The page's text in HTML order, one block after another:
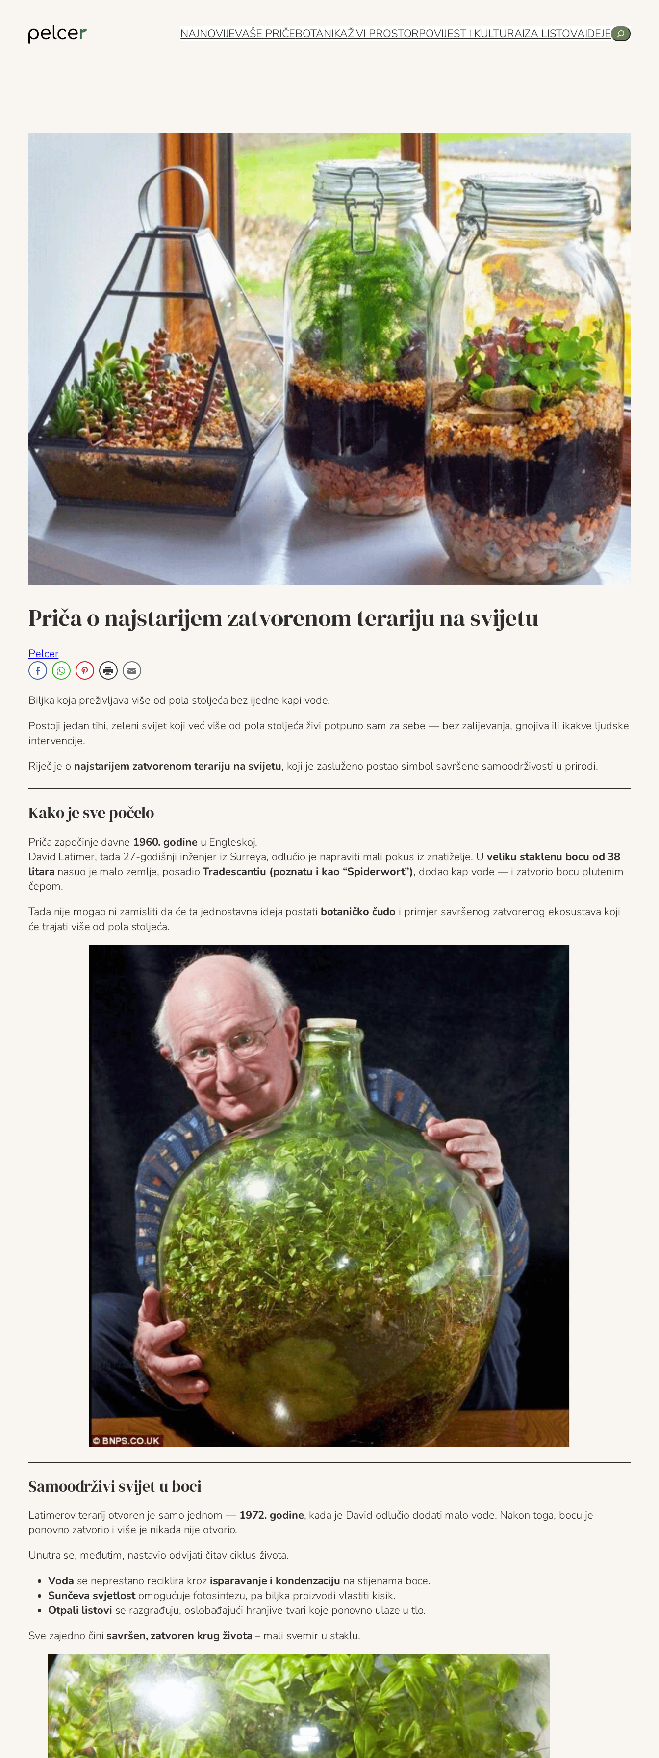
NAJNOVIJEVAŠE PRIČEBOTANIKAŽIVI PROSTORPOVIJEST I KULTURAIZA LISTOVAIDEJEPretraga
Priča o najstarijem zatvorenom terariju na svijetu
Pelcer
Biljka koja preživljava više od pola stoljeća bez ijedne kapi vode.
Postoji jedan tihi, zeleni svijet koji već više od pola stoljeća živi potpuno sam za sebe — bez zalijevanja, gnojiva ili ikakve ljudske
intervencije.
Riječ je o najstarijem zatvorenom terariju na svijetu, koji je zasluženo postao simbol savršene samoodrživosti u prirodi.
Kako je sve počelo
Priča započinje davne 1960. godineu Engleskoj.
David Latimer, tada 27-godišnji inženjer iz Surreya, odlučio je napraviti mali pokus iz znatiželje. U veliku staklenu bocu od 38
litara nasuo je malo zemlje, posadioTradescantiu (poznatu i kao “Spiderwort”), dodao kap vode — i zatvorio bocu plutenim
čepom.
Tada nije mogao ni zamisliti da će ta jednostavna ideja postati botaničko čudo i primjer savršenog zatvorenog ekosustava koji
će trajati više od pola stoljeća.
Samoodrživi svijet u boci
Latimerov terarij otvoren je samo jednom — 1972. godine, kada je David odlučio dodati malo vode. Nakon toga, bocu je
ponovno zatvorio i više je nikada nije otvorio.
Unutra se, međutim, nastavio odvijati čitav ciklus života.
Voda se neprestano reciklira kroz isparavanje i kondenzaciju na stijenama boce.
Sunčeva svjetlostomogućuje fotosintezu, pa biljka proizvodi vlastiti kisik.
Otpali listovi se razgrađuju, oslobađajući hranjive tvari koje ponovno ulaze u tlo.
Sve zajedno čini savršen, zatvoren krug života – mali svemir u staklu.